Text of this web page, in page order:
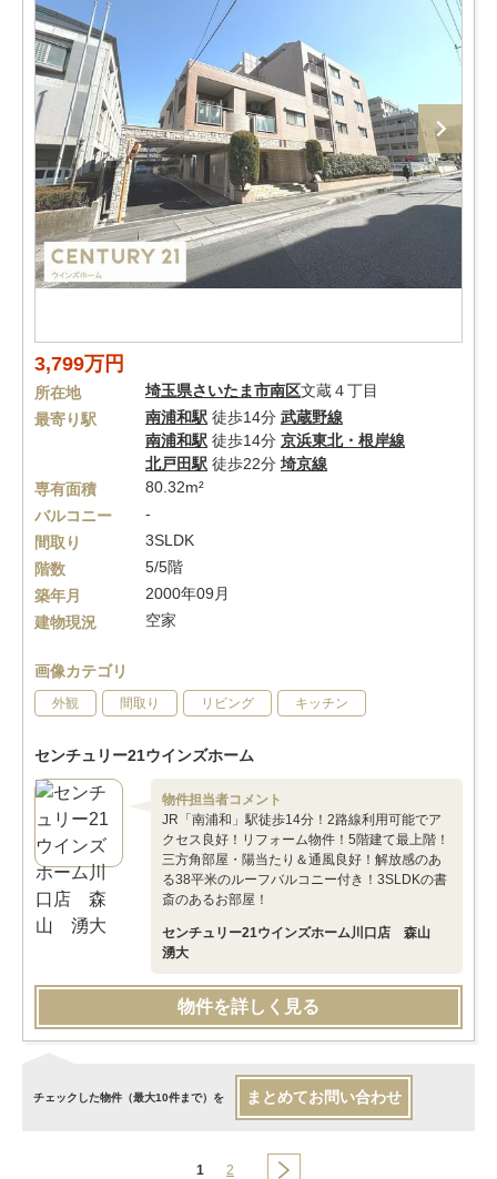
3,799万円
所在地 埼玉県さいたま市南区文蔵４丁目
最寄り駅
南浦和駅 徒歩14分 武蔵野線
南浦和駅 徒歩14分 京浜東北・根岸線
北戸田駅 徒歩22分 埼京線
専有面積
80.32m²
バルコニー
-
間取り
3SLDK
階数
5/5階
築年月
2000年09月
建物現況
空家
画像カテゴリ
外観 間取り リビング キッチン
センチュリー21ウインズホーム
物件担当者コメント
JR「南浦和」駅徒歩14分！2路線利用可能でア
クセス良好！リフォーム物件！5階建て最上階！
三方角部屋・陽当たり＆通風良好！解放感のあ
る38平米のルーフバルコニー付き！3SLDKの書
斎のあるお部屋！
センチュリー21ウインズホーム川口店 森山
湧大
物件を詳しく見る
チェックした物件（最大10件まで）を まとめてお問い合わせ
1 2